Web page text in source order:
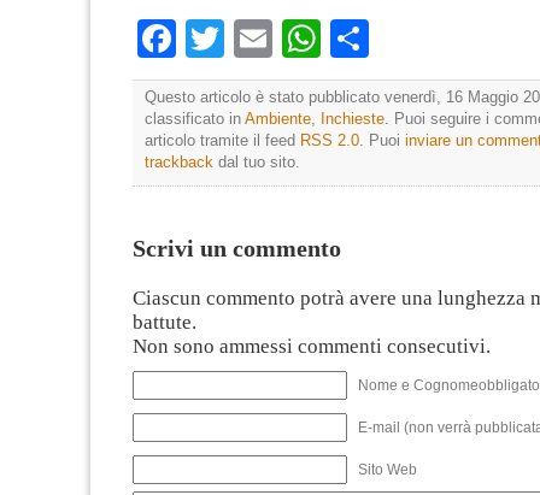
Facebook
TwitterEmailWhatsApp
Questo articolo è stato pubblicato venerdì, 16 Maggio
classificato in Ambiente Inchieste . Puoi seguire i
articolo tramite il feed RSS 2.0 . Puoi inviare un
trackback dal tuo sito.
Scrivi un commento
Ciascun commento potrà avere una lunghezza
battute.
Non sono ammessi commenti consecutivi.
Nome e
E-mail (non verrà
Sito Web